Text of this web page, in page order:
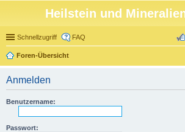
Heilstein und
Schnellzugriff FAQ
Foren-Übersicht
Anmelden
Benutzername:
Passwort: